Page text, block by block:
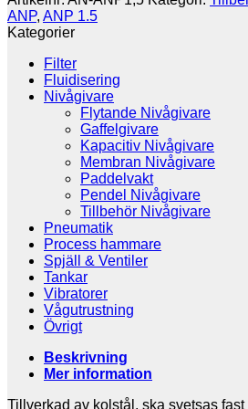
ANP, ANP 1.5
Kategorier
Filter
Fluidisering
Nivågivare
Flytande Nivågivare
Gaffelgivare
Kapacitiv Nivågivare
Membran Nivågivare
Paddelvakt
Pendel Nivågivare
Tillbehör Nivågivare
Pneumatik
Process hammare
Spjäll & Ventiler
Tankar
Vibratorer
Vågutrustning
Övrigt
Beskrivning
Mer information
Tillverkad av kolstål, ska svetsas